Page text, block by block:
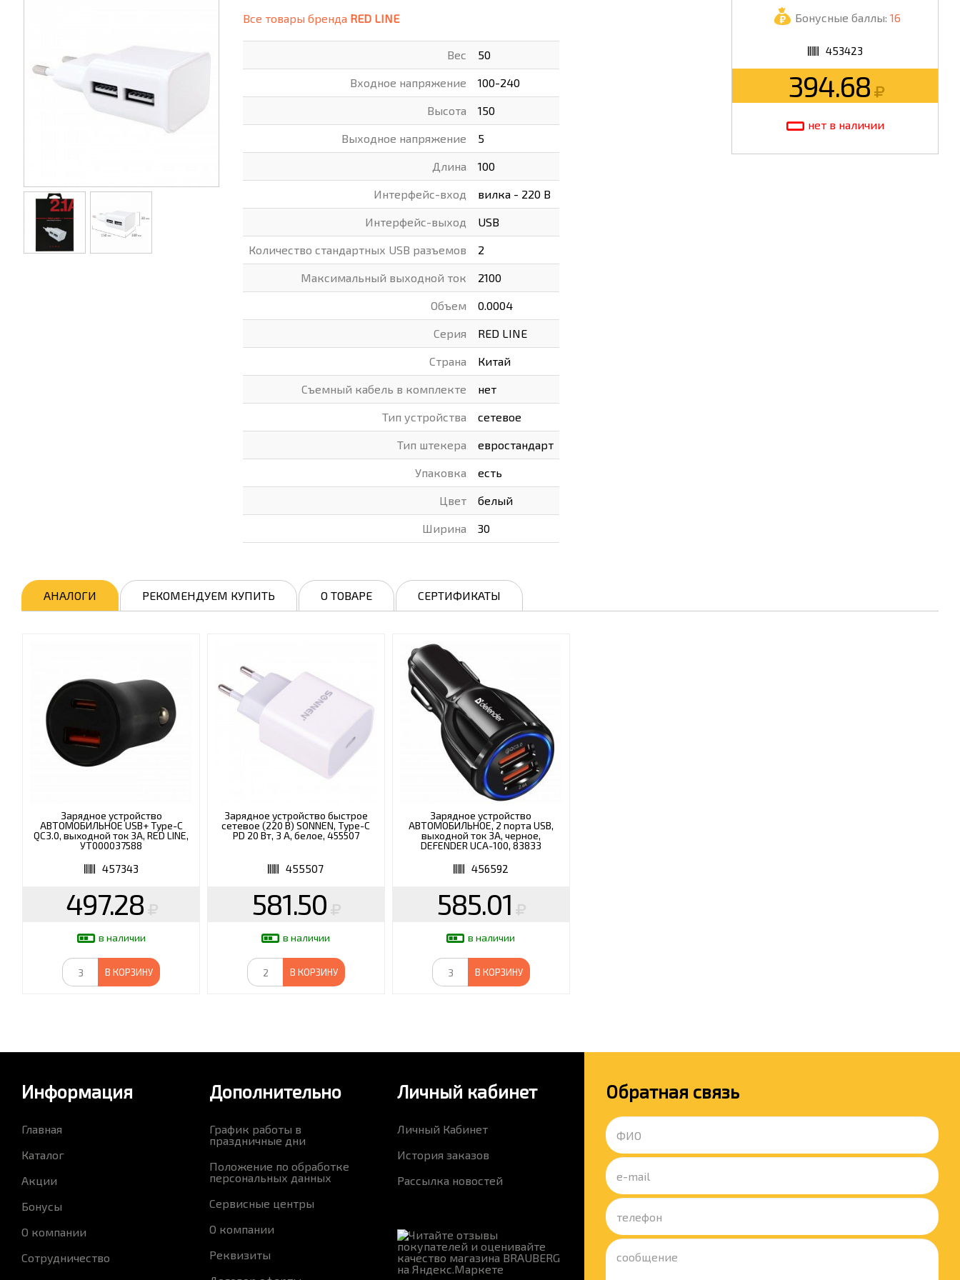
ХОЗТОВАРЫ
ШКОЛА
ЭЛЕКТРОНИКА
ЭЛЕКТРОТОВАРЫ И ОСВЕЩЕНИЕ
Бонусные баллы: 16
453423
394.68
нет в наличии
Все товары бренда RED LINE
Вес 50
Входное напряжение 100-240
Высота 150
Выходное напряжение 5
Длина 100
Интерфейс-вход вилка - 220 В
Интерфейс-выход USB
Количество стандартных USB разъемов 2
Максимальный выходной ток 2100
Объем 0.0004
Серия RED LINE
Страна Китай
Съемный кабель в комплекте нет
Тип устройства сетевое
Тип штекера евростандарт
Упаковка есть
Цвет белый
Ширина 30
АНАЛОГИ РЕКОМЕНДУЕМ КУПИТЬ О ТОВАРЕ СЕРТИФИКАТЫ
Зарядное устройство
АВТОМОБИЛЬНОЕ USB+ Type-C
QC3.0, выходной ток 3А, RED LINE,
УТ000037588
457343
497.28
в наличии
В КОРЗИНУ
Зарядное устройство быстрое
сетевое (220 В) SONNEN, Type-C
PD 20 Вт, 3 A, белое, 455507
455507
581.50
в наличии
В КОРЗИНУ
Зарядное устройство
АВТОМОБИЛЬНОЕ, 2 порта USB,
выходной ток 3А, черное,
DEFENDER UCA-100, 83833
456592
585.01
в наличии
В КОРЗИНУ
Информация
Главная
Каталог
Акции
Бонусы
О компании
Сотрудничество
Дополнительно
График работы в
праздничные дни
Положение по обработке
персональных данных
Сервисные центры
О компании
Реквизиты
Личный кабинет
Личный Кабинет
История заказов
Рассылка новостей
Обратная связь